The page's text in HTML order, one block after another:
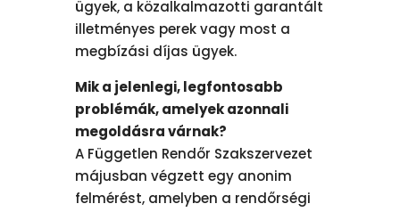
ügyek, a közalkalmazotti garantált
illetményes perek vagy most a
megbízási díjas ügyek.
Mik a jelenlegi, legfontosabb
problémák, amelyek azonnali
megoldásra várnak?
A Független Rendőr Szakszervezet
májusban végzett egy anonim
felmérést, amelyben a rendőrségi